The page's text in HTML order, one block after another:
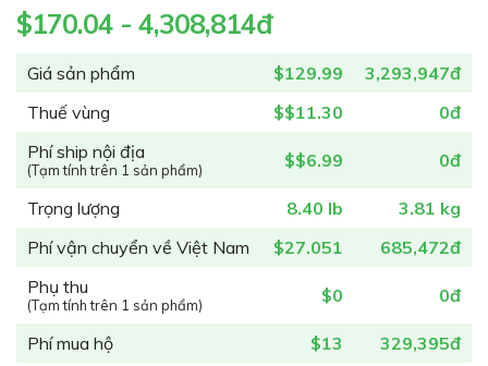
Giá sản phẩm $129.99
3,293,947đ
Thuế vùng
$$11.30
0đ
Phí ship nội địa
(Tạm tính trên 1 sản phẩm) $$6.99 0đ
Trọng lượng 8.40 lb
3.81 kg
Phí vận chuyển về Việt Nam
$27.051
685,472đ
Phụ thu
(Tạm tính trên 1 sản phẩm) $0 0đ
Phí mua hộ $13
329,395đ
$170.04 - 4,308,814đ